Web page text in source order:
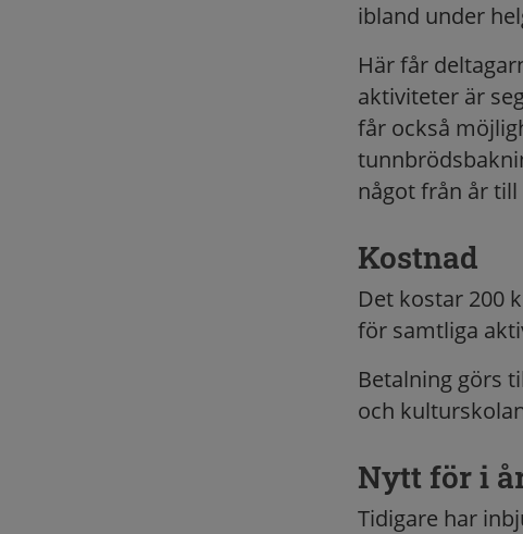
ibland under
Här får
aktiviteter är
får också
något från år till
Kostnad
Det kostar 200
för samtliga
Betalning görs
och
Nytt för i
Tidigare har